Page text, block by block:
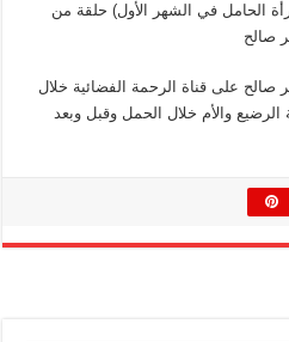
الحامل في الشهر الأول) حلقة من
صالح
صالح على قناة الرحمة الفضائية خلال
والأم خلال الحمل وقبل وبعد